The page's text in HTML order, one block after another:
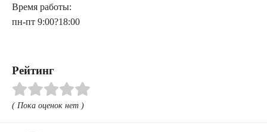
Время работы:
пн-пт 9:00?18:00
Рейтинг
( Пока оценок нет )